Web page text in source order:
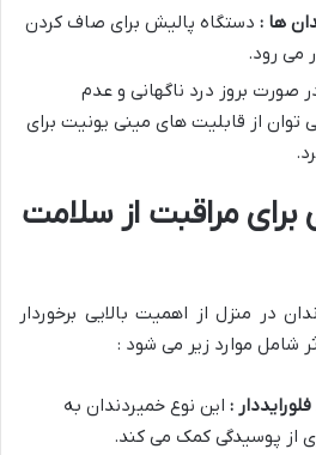
ها : دستگاه پالیش برای صاف کردن
می رود.
صورت بروز درد ناگهانی و عدم
از قابلیت های مینی یونیت برای
مراقبت از سلامت
در منزل از اهمیت بالایی برخوردار
شامل موارد زیر می شود :
: این نوع خمیردندان به
از پوسیدگی کمک می کند.